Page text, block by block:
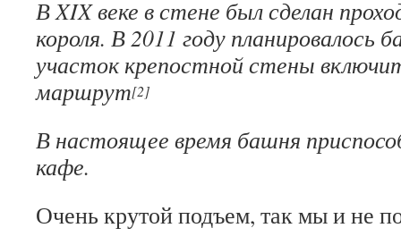
В XIX веке в стене был сделан
короля. В 2011 году
участок крепостной стены
маршрут[2]
В настоящее время башня
кафе.
Очень крутой подъем, так мы и не